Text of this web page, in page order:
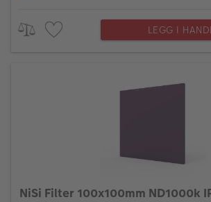
LEGG I
NiSi Filter 100x100mm ND1000k